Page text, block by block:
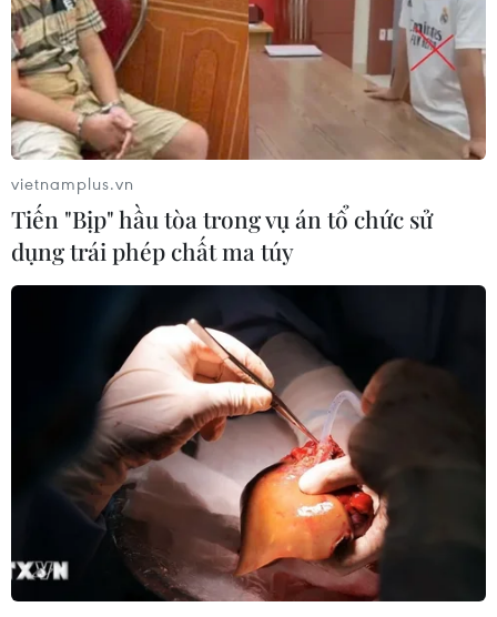
TIN CÙNG CHUYÊN MỤC
Hạn hán nghiêm trọng đe dọa "huyết
mạch" kinh tế châu Âu
07/08/2026 07:58
17 giờ ngày 7/8, mở cửa tràn xả mặt
điều tiết hồ chứa thủy điện Lai Châu
07/08/2026 07:28
Di dời hộ dân bị ảnh hưởng bụi, mùi
khét, tiếng ồn từ Trung tâm Điện lực
Vĩnh Tân
07/08/2026 07:10
Hà Nội quyết liệt xử lý các "điểm
vietnamplus.vn
Tiến "Bịp" hầu tòa trong vụ án tổ chức sử
dụng trái phép chất ma túy